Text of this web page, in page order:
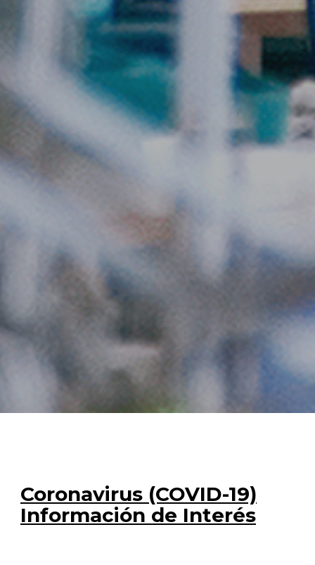
Coronavirus (COVID-19)
Información de Interés